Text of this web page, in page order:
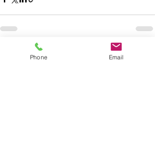
最新記事 すべて表示
Phone Email